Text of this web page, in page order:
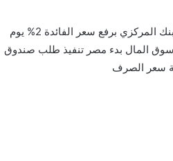
وجاء هذا الانخفاض بعد قرار البنك المركزي برفع سعر الفائدة 2% يوم
المال بدء مصر تنفيذ طلب صندوق
سعر الصرف